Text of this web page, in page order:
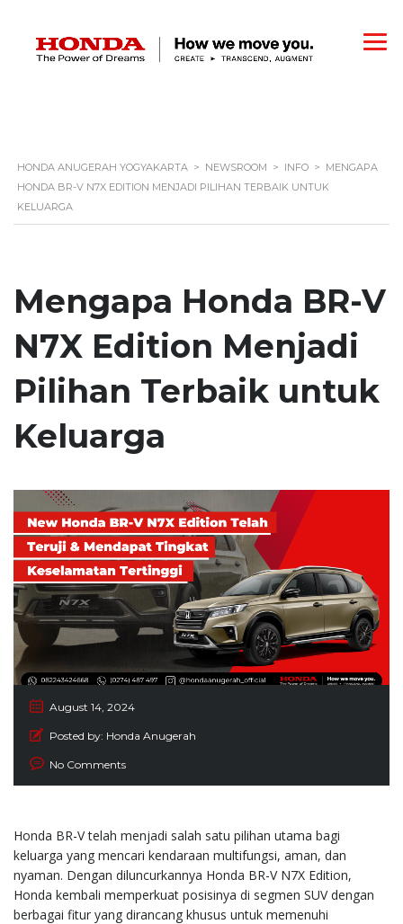
HONDA ANUGERAH YOGYAKARTA > NEWSROOM > INFO > MENGAPA
HONDA BR-V N7X EDITION MENJADI PILIHAN TERBAIK UNTUK
KELUARGA
Mengapa Honda BR-V
N7X Edition Menjadi
Pilihan Terbaik untuk
Keluarga
August 14, 2024
Posted by: Honda Anugerah
No Comments
Honda BR-V telah menjadi salah satu pilihan utama bagi
keluarga yang mencari kendaraan multifungsi, aman, dan
nyaman. Dengan diluncurkannya Honda BR-V N7X Edition,
Honda kembali memperkuat posisinya di segmen SUV dengan
berbagai fitur yang dirancang khusus untuk memenuhi